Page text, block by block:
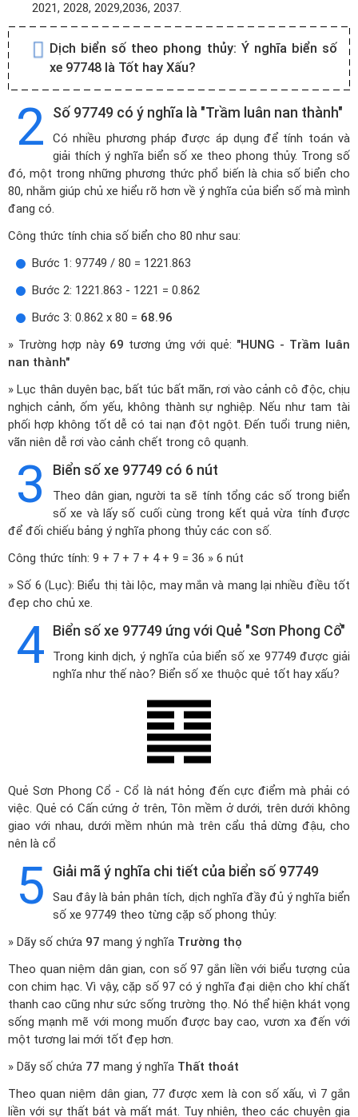
2021, 2028, 2029,2036, 2037.
Dịch biển số theo phong thủy: Ý nghĩa biển số
xe 97748 là Tốt hay Xấu?
2 Số 97749 có ý nghĩa là "Trầm luân nan thành"
Có nhiều phương pháp được áp dụng để tính toán và
giải thích ý nghĩa biển số xe theo phong thủy. Trong số
đó, một trong những phương thức phổ biến là chia số biển cho
80, nhằm giúp chủ xe hiểu rõ hơn về ý nghĩa của biển số mà mình
đang có.
Công thức tính chia số biển cho 80 như sau:
Bước 1: 97749 / 80 = 1221.863
Bước 2: 1221.863 - 1221 = 0.862
Bước 3: 0.862 x 80 = 68.96
» Trường hợp này 69 tương ứng với quẻ: "HUNG - Trầm luân
nan thành"
» Lục thân duyên bạc, bất túc bất mãn, rơi vào cảnh cô độc, chịu
nghịch cảnh, ốm yếu, không thành sự nghiệp. Nếu như tam tài
phối hợp không tốt dễ có tai nạn đột ngột. Đến tuổi trung niên,
vãn niên dễ rơi vào cảnh chết trong cô quạnh.
3 Biển số xe 97749 có 6 nút
Theo dân gian, người ta sẽ tính tổng các số trong biển
số xe và lấy số cuối cùng trong kết quả vừa tính được
để đối chiếu bảng ý nghĩa phong thủy các con số.
Công thức tính: 9 + 7 + 7 + 4 + 9 = 36 » 6 nút
» Số 6 (Lục): Biểu thị tài lộc, may mắn và mang lại nhiều điều tốt
đẹp cho chủ xe.
4 Biển số xe 97749 ứng với Quẻ "Sơn Phong Cổ"
Trong kinh dịch, ý nghĩa của biển số xe 97749 được giải
nghĩa như thế nào? Biển số xe thuộc quẻ tốt hay xấu?
Quẻ Sơn Phong Cổ - Cổ là nát hỏng đến cực điểm mà phải có
việc. Quẻ có Cấn cứng ở trên, Tôn mềm ở dưới, trên dưới không
giao với nhau, dưới mềm nhún mà trên cẩu thả dừng đậu, cho
nên là cổ
5 Giải mã ý nghĩa chi tiết của biển số 97749
Sau đây là bản phân tích, dịch nghĩa đầy đủ ý nghĩa biển
số xe 97749 theo từng cặp số phong thủy:
» Dãy số chứa 97 mang ý nghĩa Trường thọ
Theo quan niệm dân gian, con số 97 gắn liền với biểu tượng của
con chim hạc. Vì vậy, cặp số 97 có ý nghĩa đại diện cho khí chất
thanh cao cũng như sức sống trường thọ. Nó thể hiện khát vọng
sống mạnh mẽ với mong muốn được bay cao, vươn xa đến với
một tương lai mới tốt đẹp hơn.
» Dãy số chứa 77 mang ý nghĩa Thất thoát
Theo quan niệm dân gian, 77 được xem là con số xấu, vì 7 gắn
liền với sự thất bát và mất mát. Tuy nhiên, theo các chuyên gia